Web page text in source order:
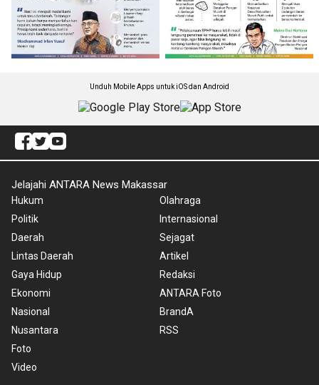
Unduh Mobile Apps untuk iOS dan Android
Jelajahi ANTARA News Makassar
Hukum
Politik
Daerah
Lintas Daerah
Gaya Hidup
Ekonomi
Nasional
Nusantara
Foto
Video
Olahraga
Internasional
Sejagat
Artikel
Redaksi
ANTARA Foto
BrandA
RSS